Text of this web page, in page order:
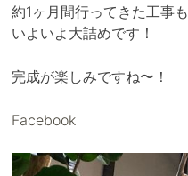
約1ヶ月間行ってきた工事も
いよいよ大詰めです！
完成が楽しみですね〜！
Facebook